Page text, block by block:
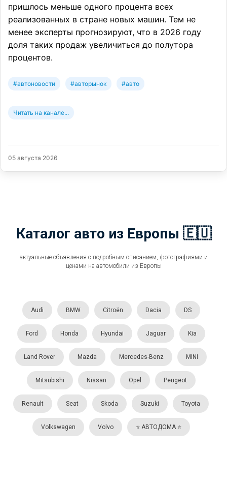
пришлось меньше одного процента всех
реализованных в стране новых машин. Тем не
менее эксперты прогнозируют, что в 2026 году
доля таких продаж увеличиться до полутора
процентов.
#автоновости #авторынок #авто
Читать на канале...
05 августа 2026
Каталог авто из Европы 🇪🇺
актуальные объявления с подробным описанием, фотографиями и
ценами на автомобили из Европы
Audi BMW Citroën Dacia DS
Ford Honda Hyundai Jaguar Kia
Land Rover Mazda Mercedes-Benz MINI
Mitsubishi Nissan Opel Peugeot
Renault Seat Skoda Suzuki Toyota
Volkswagen Volvo ⭐️ АВТОДОМА ⭐️